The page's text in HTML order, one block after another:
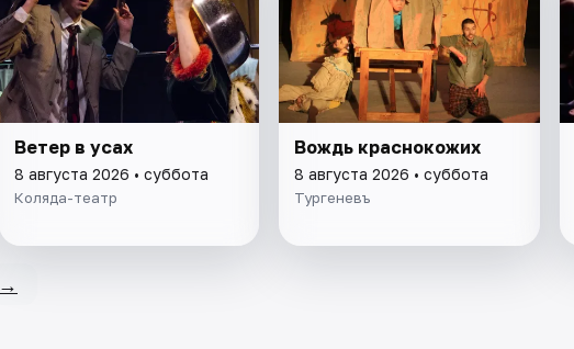
Ветер в усах
8 августа 2026 • суббота
Коляда-театр
Вождь краснокожих
8 августа 2026 • суббота
Тургеневъ
→